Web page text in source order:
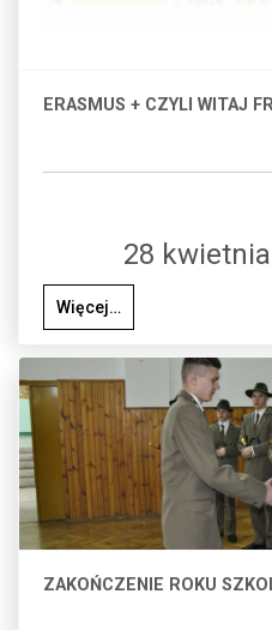
ERASMUS + CZYLI WITAJ
28
Więcej…
ZAKOŃCZENIE ROKU